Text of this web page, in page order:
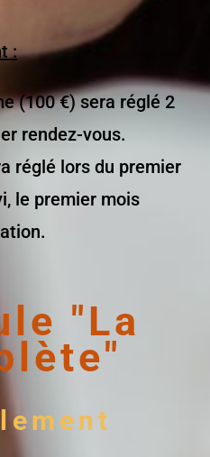
:
(100 €) sera réglé 2
rendez-vous.
réglé lors du premier
le premier mois
"La